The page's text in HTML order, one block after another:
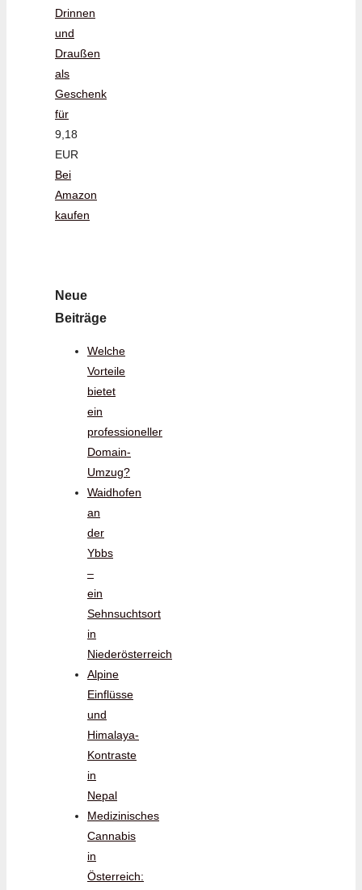
Drinnen
und
Draußen
als
Geschenk
für
9,18
EUR
Bei
Amazon
kaufen
Neue
Beiträge
Welche
Vorteile
bietet
ein
professioneller
Domain-
Umzug?
Waidhofen
an
der
Ybbs
–
ein
Sehnsuchtsort
in
Niederösterreich
Alpine
Einflüsse
und
Himalaya-
Kontraste
in
Nepal
Medizinisches
Cannabis
in
Österreich: